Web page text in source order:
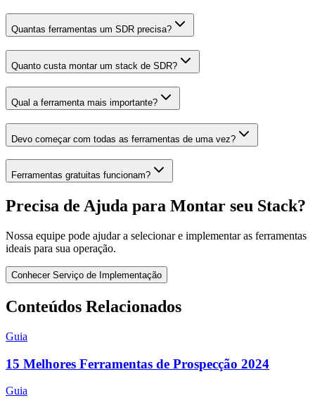
Quantas ferramentas um SDR precisa?
Quanto custa montar um stack de SDR?
Qual a ferramenta mais importante?
Devo começar com todas as ferramentas de uma vez?
Ferramentas gratuitas funcionam?
Precisa de Ajuda para Montar seu Stack?
Nossa equipe pode ajudar a selecionar e implementar as ferramentas
ideais para sua operação.
Conhecer Serviço de Implementação
Conteúdos Relacionados
Guia
15 Melhores Ferramentas de Prospecção 2024
Guia